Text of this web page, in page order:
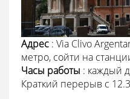
Адрес : Via Clivo
метро, сойти на
Часы работы : каждый
Краткий перерыв с